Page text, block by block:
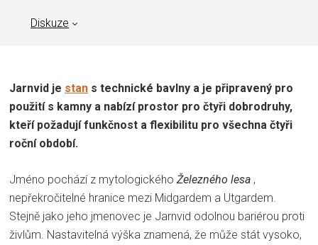
Diskuze
Jarnvid je stan s technické bavlny a je připravený pro
použití s kamny a nabízí prostor pro čtyři dobrodruhy,
kteří požadují funkčnost a flexibilitu pro všechna čtyři
roční období.
Jméno pochází z mytologického Železného lesa ,
nepřekročitelné hranice mezi Midgardem a Utgardem.
Stejně jako jeho jmenovec je Jarnvid odolnou bariérou proti
živlům. Nastavitelná výška znamená, že může stát vysoko,